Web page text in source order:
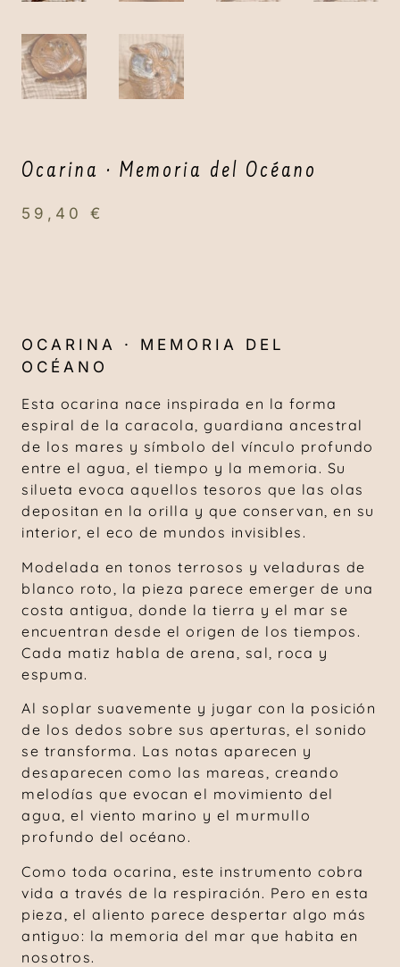
Ocarina · Memoria del Océano
59,40 €
OCARINA · MEMORIA DEL
OCÉANO
Esta ocarina nace inspirada en la forma
espiral de la caracola, guardiana ancestral
de los mares y símbolo del vínculo profundo
entre el agua, el tiempo y la memoria. Su
silueta evoca aquellos tesoros que las olas
depositan en la orilla y que conservan, en su
interior, el eco de mundos invisibles.
Modelada en tonos terrosos y veladuras de
blanco roto, la pieza parece emerger de una
costa antigua, donde la tierra y el mar se
encuentran desde el origen de los tiempos.
Cada matiz habla de arena, sal, roca y
espuma.
Al soplar suavemente y jugar con la posición
de los dedos sobre sus aperturas, el sonido
se transforma. Las notas aparecen y
desaparecen como las mareas, creando
melodías que evocan el movimiento del
agua, el viento marino y el murmullo
profundo del océano.
Como toda ocarina, este instrumento cobra
vida a través de la respiración. Pero en esta
pieza, el aliento parece despertar algo más
antiguo: la memoria del mar que habita en
nosotros.